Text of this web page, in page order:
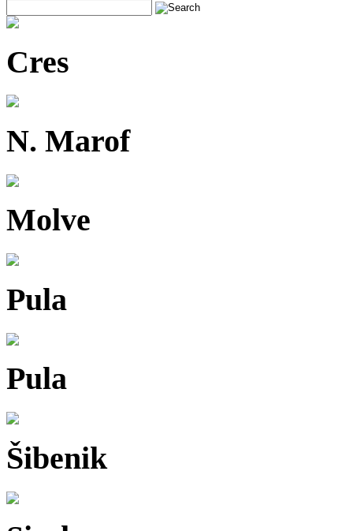
Cres
N. Marof
Molve
Pula
Pula
Šibenik